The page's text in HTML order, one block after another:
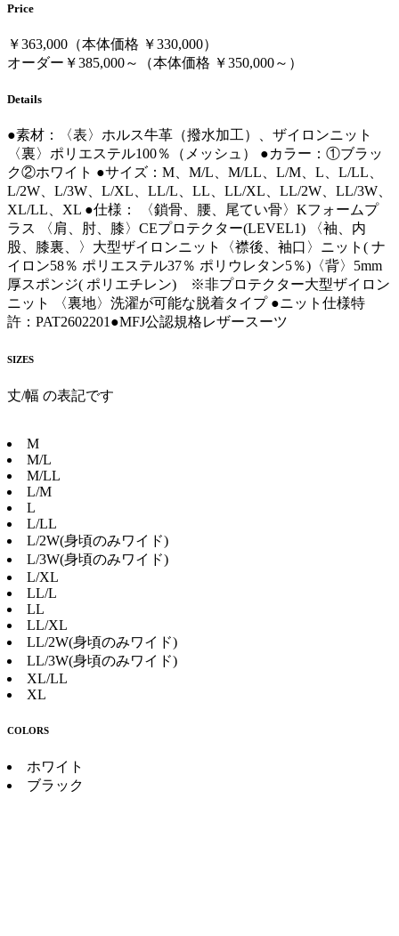
Price
￥363,000（本体価格 ￥330,000）
オーダー￥385,000～（本体価格 ￥350,000～）
Details
●素材：〈表〉ホルス牛革（撥水加工）、ザイロンニット
〈裏〉ポリエステル100％（メッシュ） ●カラー：①ブラッ
ク②ホワイト ●サイズ：M、M/L、M/LL、L/M、L、L/LL、
L/2W、L/3W、L/XL、LL/L、LL、LL/XL、LL/2W、LL/3W、
XL/LL、XL ●仕様： 〈鎖骨、腰、尾てい骨〉Kフォームプ
ラス 〈肩、肘、膝〉CEプロテクター(LEVEL1) 〈袖、内
股、膝裏、〉大型ザイロンニット〈襟後、袖口〉ニット( ナ
イロン58％ ポリエステル37％ ポリウレタン5％)〈背〉5mm
厚スポンジ( ポリエチレン) ※非プロテクター大型ザイロン
ニット 〈裏地〉洗濯が可能な脱着タイプ ●ニット仕様特
許：PAT2602201●MFJ公認規格レザースーツ
SIZES
丈/幅 の表記です
M
M/L
M/LL
L/M
L
L/LL
L/2W(身頃のみワイド)
L/3W(身頃のみワイド)
L/XL
LL/L
LL
LL/XL
LL/2W(身頃のみワイド)
LL/3W(身頃のみワイド)
XL/LL
XL
COLORS
ホワイト
ブラック